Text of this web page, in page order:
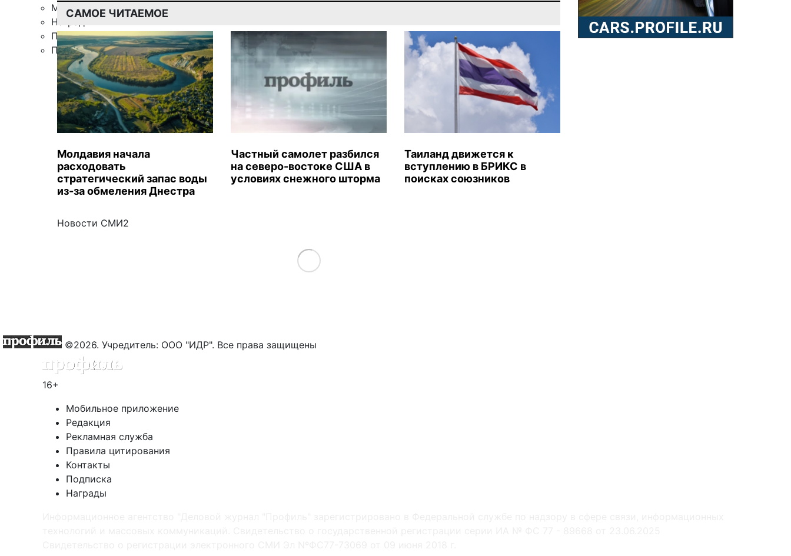
Мобильное приложение
Награды
Правила цитирования
Подписка
САМОЕ ЧИТАЕМОЕ
Молдавия начала
расходовать
стратегический запас воды
из-за обмеления Днестра
Частный самолет разбился
на северо-востоке США в
условиях снежного шторма
Таиланд движется к
вступлению в БРИКС в
поисках союзников
Новости СМИ2
Load More
©2026. Учредитель: ООО "ИДР". Все права защищены
16+
Мобильное приложение
Редакция
Рекламная служба
Правила цитирования
Контакты
Подписка
Награды